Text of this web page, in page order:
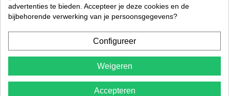
Pakkingen & Maskers
Purple Rose
Massagetafels
Wegwerphandschoenen
Nitril Handschoenen
advertenties te bieden. Accepteer je deze cookies en de
bijbehorende verwerking van je persoonsgegevens?
Configureer
Weigeren
Accepteren